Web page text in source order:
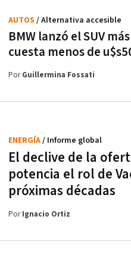
BMW lanzó el SUV
cuesta menos de
AUTOS / Alternativa accesible
PorGuillermina Fossati
El declive de la
potencia el rol de
próximas décadas
ENERGÍA/ Informe global
PorIgnacio Ortiz